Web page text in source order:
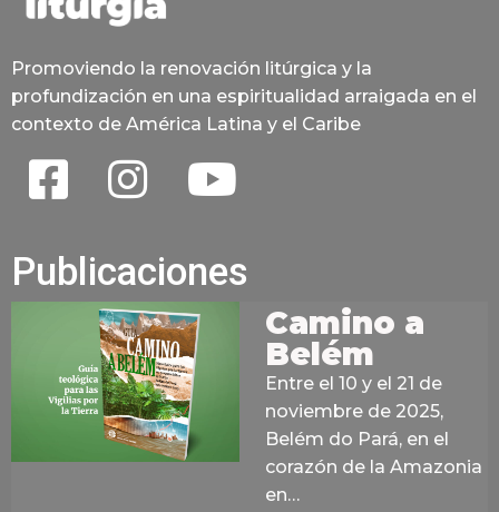
Promoviendo la renovación litúrgica y la
profundización en una espiritualidad arraigada en el
contexto de América Latina y el Caribe
Publicaciones
Camino a
Belém
Entre el 10 y el 21 de
noviembre de 2025,
Belém do Pará, en el
corazón de la Amazonia
en…